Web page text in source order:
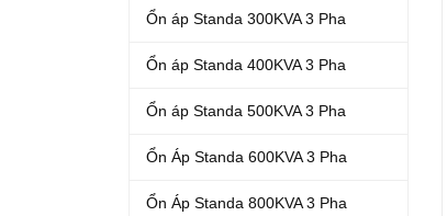
Ổn áp Standa 300KVA 3 Pha
Ổn áp Standa 400KVA 3 Pha
Ổn áp Standa 500KVA 3 Pha
Ổn Áp Standa 600KVA 3 Pha
Ổn Áp Standa 800KVA 3 Pha